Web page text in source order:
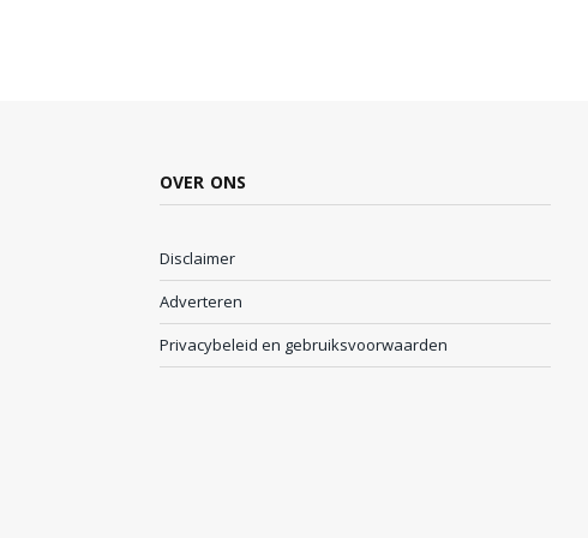
OVER ONS
Disclaimer
Adverteren
Privacybeleid en gebruiksvoorwaarden